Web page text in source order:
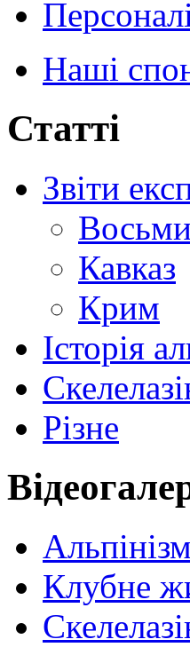
Наші
Статті
Звіти
Кавказ
Крим
Історія
Різне
Альпінізм
Клубне